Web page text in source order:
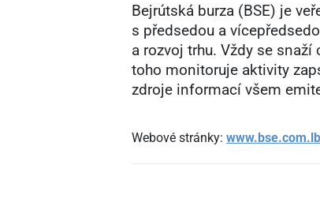
Bejrútská burza (BSE) je
s předsedou a
a rozvoj trhu. Vždy se
toho monitoruje aktivity
zdroje informací všem
Webové stránky: www.bse.com.lb